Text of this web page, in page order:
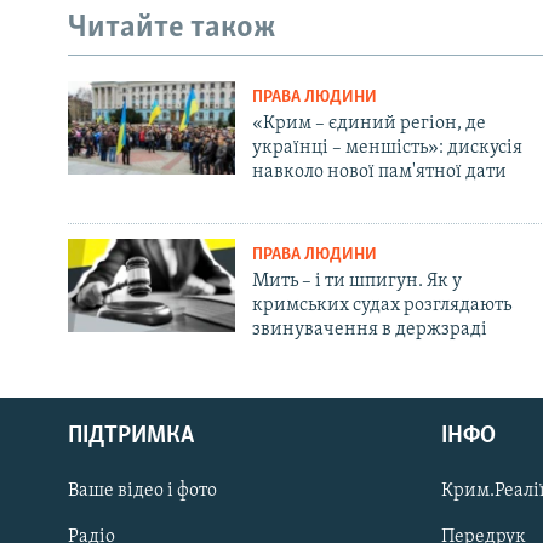
Русский
Qırımtatar
ДОЛУЧАЙСЯ!
Читайте також
ПРАВА ЛЮДИНИ
«Крим – єдиний регіон, де
українці – меншість»: дискусія
навколо нової пам'ятної дати
ПРАВА ЛЮДИНИ
Мить – і ти шпигун. Як у
кримських судах розглядають
звинувачення в держзраді
ПІДТРИМКА
Ваше відео і фото
Радіо
ІНФО
Передрук